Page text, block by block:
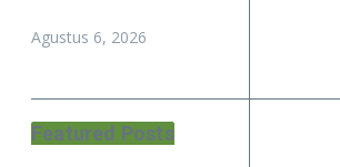
Agustus 6, 2026
Featured Posts